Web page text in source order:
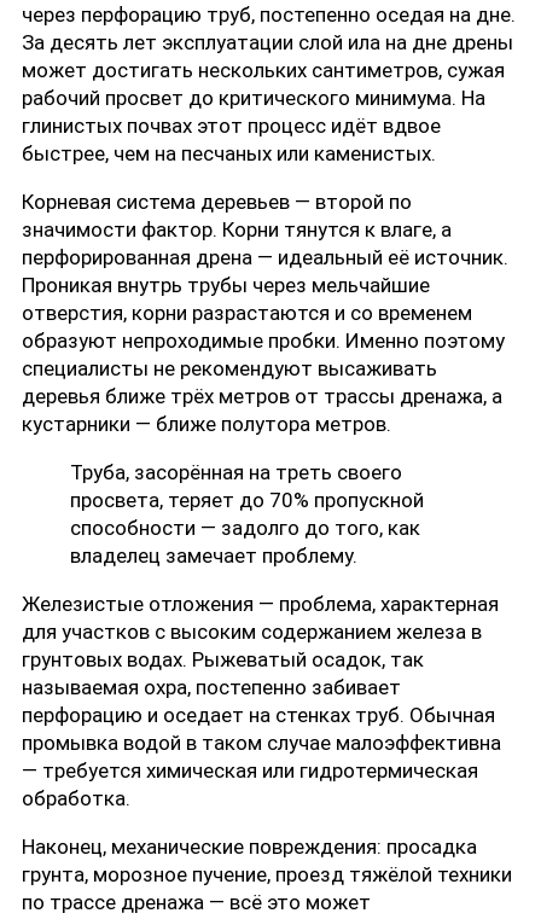
через перфорацию труб, постепенно оседая на дне.
За десять лет эксплуатации слой ила на дне дрены
может достигать нескольких сантиметров, сужая
рабочий просвет до критического минимума. На
глинистых почвах этот процесс идёт вдвое
быстрее, чем на песчаных или каменистых.
Корневая система деревьев — второй по
значимости фактор. Корни тянутся к влаге, а
перфорированная дрена — идеальный её источник.
Проникая внутрь трубы через мельчайшие
отверстия, корни разрастаются и со временем
образуют непроходимые пробки. Именно поэтому
специалисты не рекомендуют высаживать
деревья ближе трёх метров от трассы дренажа, а
кустарники — ближе полутора метров.
Труба, засорённая на треть своего
просвета, теряет до 70% пропускной
способности — задолго до того, как
владелец замечает проблему.
Железистые отложения — проблема, характерная
для участков с высоким содержанием железа в
грунтовых водах. Рыжеватый осадок, так
называемая охра, постепенно забивает
перфорацию и оседает на стенках труб. Обычная
промывка водой в таком случае малоэффективна
— требуется химическая или гидротермическая
обработка.
Наконец, механические повреждения: просадка
грунта, морозное пучение, проезд тяжёлой техники
по трассе дренажа — всё это может